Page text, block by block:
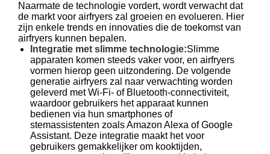
Naarmate de technologie vordert, wordt verwacht dat
de markt voor airfryers zal groeien en evolueren. Hier
zijn enkele trends en innovaties die de toekomst van
airfryers kunnen bepalen.
Integratie met slimme technologie:Slimme
apparaten komen steeds vaker voor, en airfryers
vormen hierop geen uitzondering. De volgende
generatie airfryers zal naar verwachting worden
geleverd met Wi-Fi- of Bluetooth-connectiviteit,
waardoor gebruikers het apparaat kunnen
bedienen via hun smartphones of
stemassistenten zoals Amazon Alexa of Google
Assistant. Deze integratie maakt het voor
gebruikers gemakkelijker om kooktijden,